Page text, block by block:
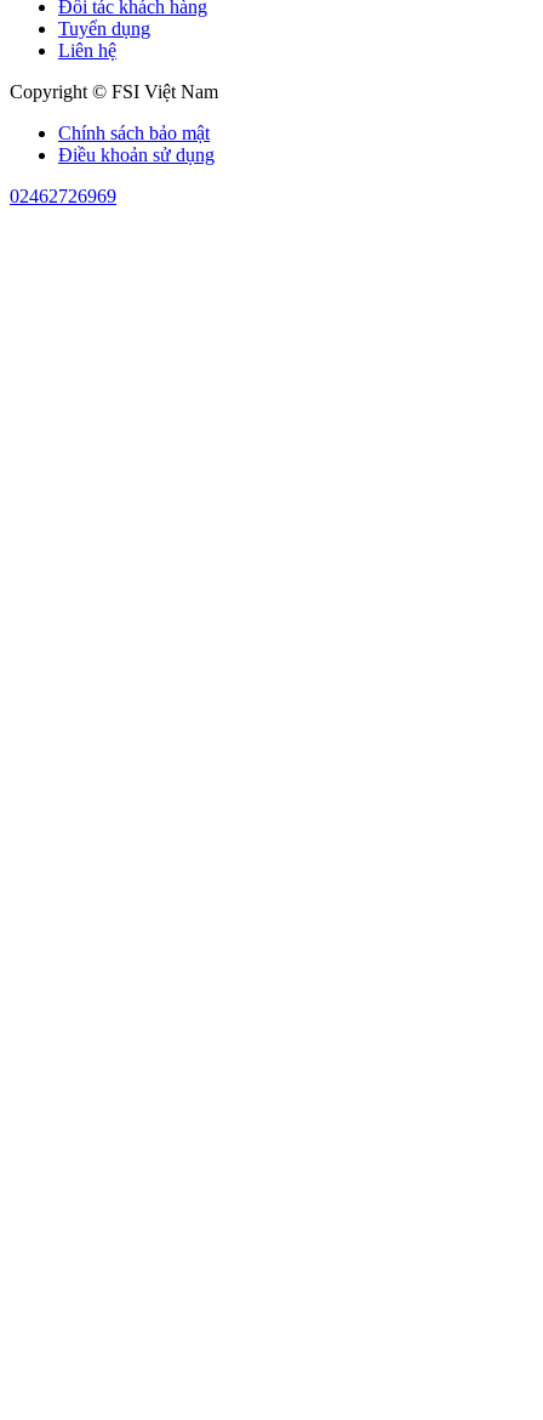
Đối tác khách hàng
Tuyển dụng
Liên hệ
Copyright © FSI Việt Nam
Chính sách bảo mật
Điều khoản sử dụng
02462726969